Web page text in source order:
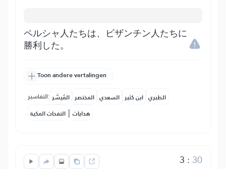
ペルシャ人たちは、ビザンチン人たちに
勝利した。
Toon andere vertalingen
التفاسير: المُيسَّر المختصر السعدي ابن كثير الطبري
النفحات المكية | هدايات
3 : 30